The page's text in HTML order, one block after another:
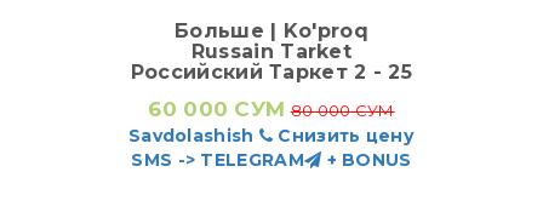
Больше | Ko'proq
Russain Tarket
Российский Таркет 2 - 25
60 000 СУМ 80 000 СУМ
Savdolashish
Снизить цену
SMS -> TELEGRAM
+ BONUS